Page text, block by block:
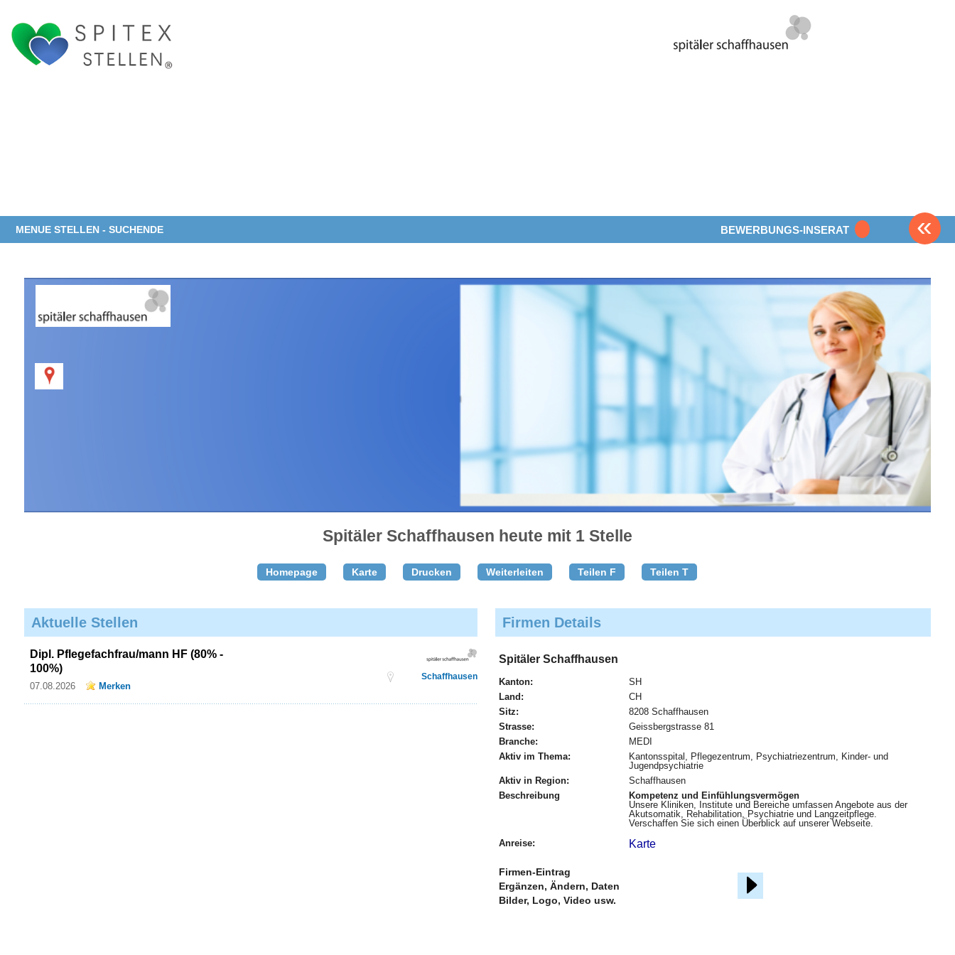
MENUE STELLEN - SUCHENDE BEWERBUNGS-INSERAT «
Spitäler Schaffhausen heute mit 1 Stelle
Homepage Karte Drucken Weiterleiten Teilen F Teilen T
Aktuelle Stellen
Dipl. Pflegefachfrau/mann HF (80% -
100%)
07.08.2026 Merken
Schaffhausen
Firmen Details
Spitäler Schaffhausen
Kanton:
SH
Land:
CH
Sitz:
8208 Schaffhausen
Strasse:
Geissbergstrasse 81
Branche:
MEDI
Aktiv im Thema:
Kantonsspital, Pflegezentrum, Psychiatriezentrum, Kinder- und
Jugendpsychiatrie
Aktiv in Region:
Schaffhausen
Beschreibung
Kompetenz und Einfühlungsvermögen
Unsere Kliniken, Institute und Bereiche umfassen Angebote aus der
Akutsomatik, Rehabilitation, Psychiatrie und Langzeitpflege.
Verschaffen Sie sich einen Überblick auf unserer Webseite.
Anreise:
Karte
Firmen-Eintrag
Ergänzen, Ändern, Daten
Bilder, Logo, Video usw.